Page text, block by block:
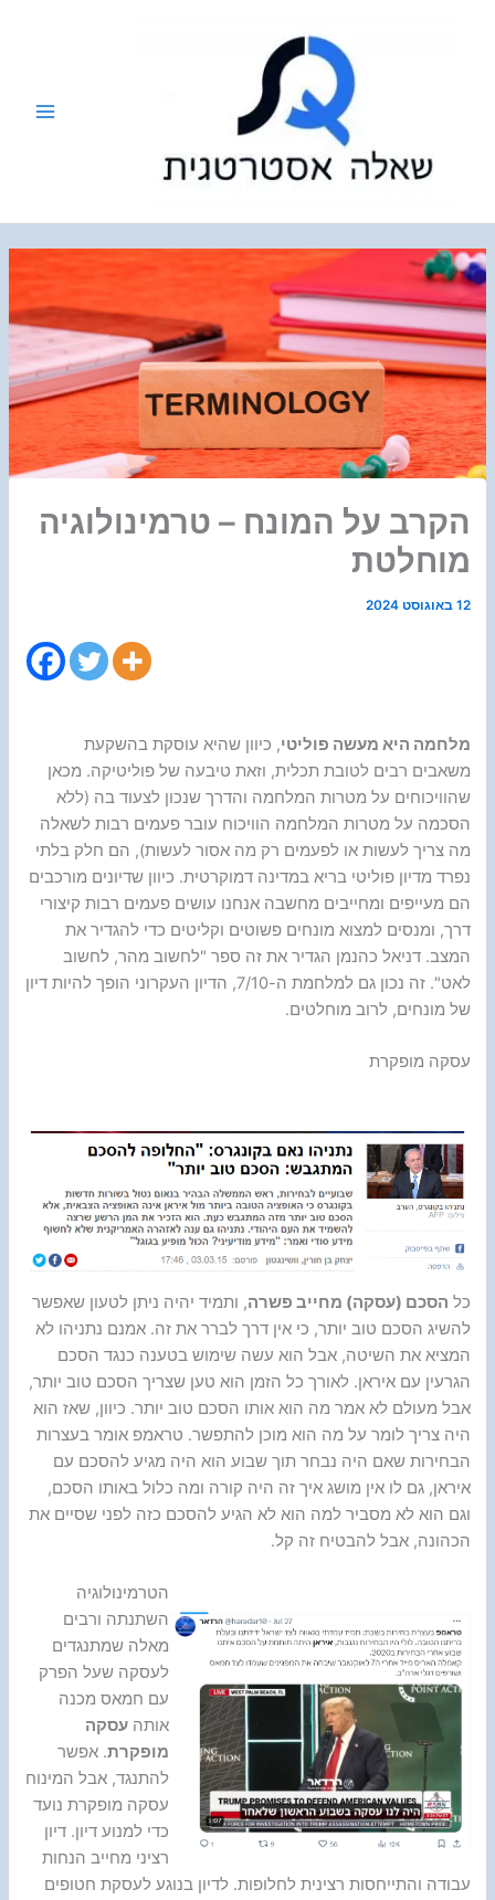
הקרב על המונח – טרמינולוגיה
מוחלטת
12 באוגוסט 2024
מלחמה היא מעשה פוליטי, כיוון שהיא עוסקת בהשקעת
משאבים רבים לטובת תכלית, וזאת טיבעה של פוליטיקה. מכאן
שהוויכוחים על מטרות המלחמה והדרך שנכון לצעוד בה (ללא
הסכמה על מטרות המלחמה הוויכוח עובר פעמים רבות לשאלה
מה צריך לעשות או לפעמים רק מה אסור לעשות), הם חלק בלתי
נפרד מדיון פוליטי בריא במדינה דמוקרטית. כיוון שדיונים מורכבים
הם מעייפים ומחייבים מחשבה אנחנו עושים פעמים רבות קיצורי
דרך, ומנסים למצוא מונחים פשוטים וקליטים כדי להגדיר את
המצב. דניאל כהנמן הגדיר את זה ספר "לחשוב מהר, לחשוב
לאט". זה נכון גם למלחמת ה-7/10, הדיון העקרוני הופך להיות דיון
של מונחים, לרוב מוחלטים.
עסקה מופקרת
כל הסכם (עסקה) מחייב פשרה, ותמיד יהיה ניתן לטעון שאפשר
להשיג הסכם טוב יותר, כי אין דרך לברר את זה. אמנם נתניהו לא
המציא את השיטה, אבל הוא עשה שימוש בטענה כנגד הסכם
הגרעין עם איראן. לאורך כל הזמן הוא טען שצריך הסכם טוב יותר,
אבל מעולם לא אמר מה הוא אותו הסכם טוב יותר. כיוון, שאז הוא
היה צריך לומר על מה הוא מוכן להתפשר. טראמפ אומר בעצרות
הבחירות שאם היה נבחר תוך שבוע הוא היה מגיע להסכם עם
איראן, גם לו אין מושג איך זה היה קורה ומה כלול באותו הסכם,
וגם הוא לא מסביר למה הוא לא הגיע להסכם כזה לפני שסיים את
הכהונה, אבל להבטיח זה קל.
הטרמינולוגיה
השתנתה ורבים
מאלה שמתנגדים
לעסקה שעל הפרק
עם חמאס מכנה
אותהעסקה
מופקרת. אפשר
להתנגד, אבל המינוח
עסקה מופקרת נועד
כדי למנוע דיון. דיון
רציני מחייב הנחות
עבודה והתייחסות רצינית לחלופות. לדיון בנוגע לעסקת חטופים